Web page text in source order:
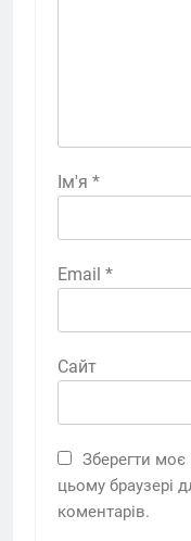
Ім'я *
Email *
Сайт
Зберегти моє
цьому браузері
коментарів.